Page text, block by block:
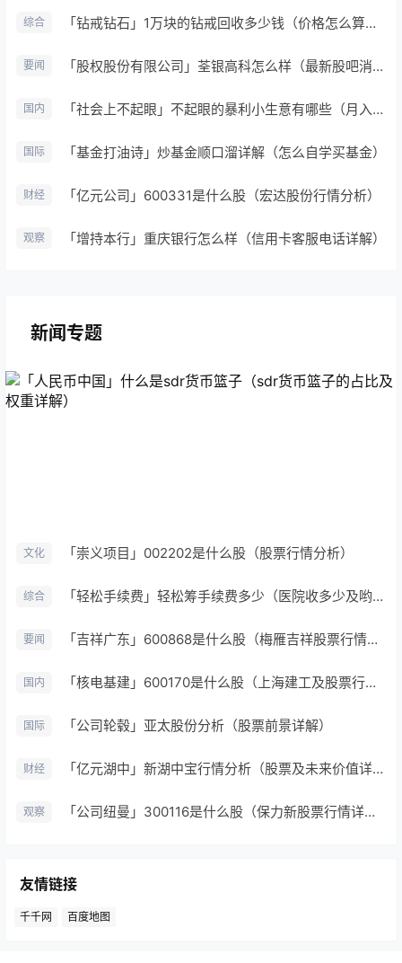
综合 「钻戒钻石」1万块的钻戒回收多少钱（价格怎么算及多少钱一克）
要闻 「股权股份有限公司」荃银高科怎么样（最新股吧消息详解）
国内 「社会上不起眼」不起眼的暴利小生意有哪些（月入十万利润高的小生意推荐）
国际 「基金打油诗」炒基金顺口溜详解（怎么自学买基金）
财经 「亿元公司」600331是什么股（宏达股份行情分析）
观察 「增持本行」重庆银行怎么样（信用卡客服电话详解）
新闻专题
文化 「崇义项目」002202是什么股（股票行情分析）
综合 「轻松手续费」轻松筹手续费多少（医院收多少及哟时间限制吗）
要闻 「吉祥广东」600868是什么股（梅雁吉祥股票行情详解）
国内 「核电基建」600170是什么股（上海建工及股票行情详解）
国际 「公司轮毂」亚太股份分析（股票前景详解）
财经 「亿元湖中」新湖中宝行情分析（股票及未来价值详解）
观察 「公司纽曼」300116是什么股（保力新股票行情详解）
友情链接
千千网 百度地图